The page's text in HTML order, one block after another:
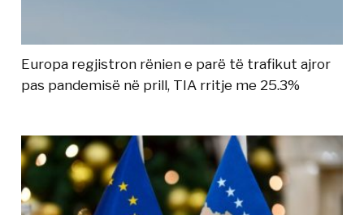
Europa regjistron rënien e parë të trafikut ajror
pas pandemisë në prill, TIA rritje me 25.3%